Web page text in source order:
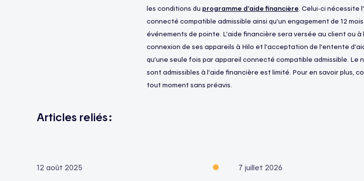
les conditions du programme d’aide financière . Celui-ci nécessite
connecté compatible admissible ainsi qu’un engagement de 12
événements de pointe. L’aide financière sera versée au client ou
connexion de ses appareils à Hilo et l’acceptation de l’entente
qu’une seule fois par appareil connecté compatible admissible. Le
sont admissibles à l’aide financière est limité. Pour en savoir plus,
tout moment sans préavis.
Articles reliés :
12 août 2025 7 juillet 2026